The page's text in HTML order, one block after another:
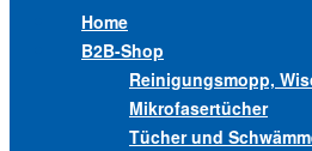
Home
B2B-Shop
Reinigungsmopp,
Mikrofasertücher
Tücher und